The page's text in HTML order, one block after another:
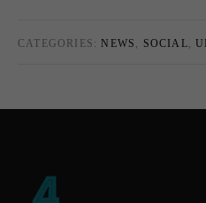
CATEGORIES:NEWS , SOCIAL,